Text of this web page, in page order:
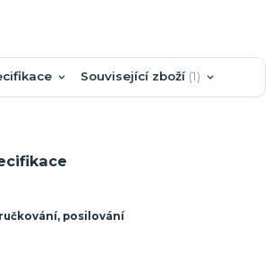
Související zboží 1
posilování